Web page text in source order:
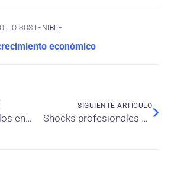
SOSTENIBLE
económico
¿De qué manera los entornos de incertidumbre favorecen el comportamiento de manada en los negocios bursátiles?
SIGUIENTE ARTÍCULO
Shocks profesionales en los empleados de hoteles y su resiliencia individual: un estudio exploratorio